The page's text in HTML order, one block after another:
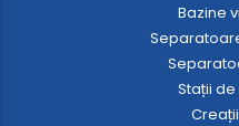
Bazine
Stații